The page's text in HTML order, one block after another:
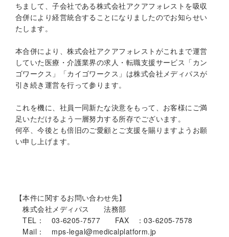
ちまして、子会社である株式会社アクアフォレストを吸収
合併により経営統合することになりましたのでお知らせい
たします。
本合併により、株式会社アクアフォレストがこれまで運営
していた医療・介護業界の求人・転職支援サービス「カン
ゴワークス」「カイゴワークス」は株式会社メディパスが
引き続き運営を行って参ります。
これを機に、社員一同新たな決意をもって、お客様にご満
足いただけるよう一層努力する所存でございます。
何卒、今後とも倍旧のご愛顧とご支援を賜りますようお願
い申し上げます。
【本件に関するお問い合わせ先】
株式会社メディパス 法務部
TEL： 03-6205-7577 FAX ：03-6205-7578
Mail： mps-legal@medicalplatform.jp